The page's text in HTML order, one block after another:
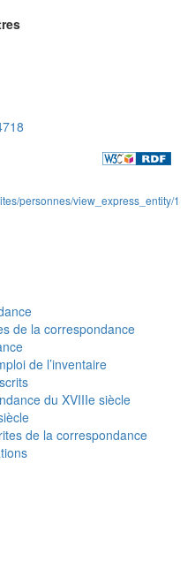
personnes/view_express_entity/1
de la correspondance
de l’inventaire
du XVIIIe siècle
de la correspondance